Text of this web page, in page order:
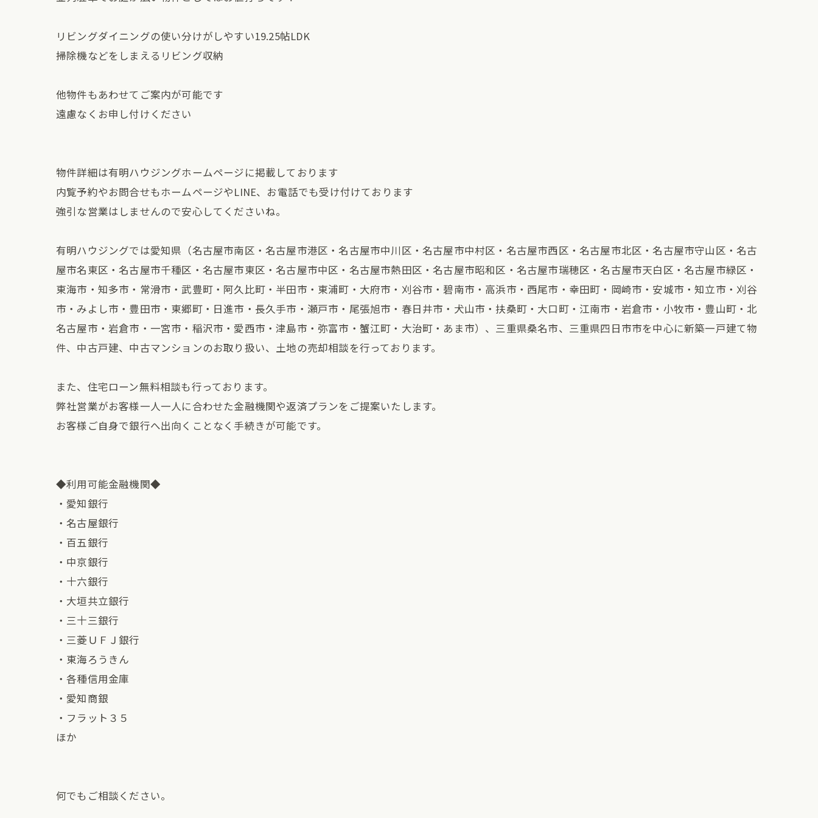
リビングダイニングの使い分けがしやすい19.25帖LDK
掃除機などをしまえるリビング収納
他物件もあわせてご案内が可能です
遠慮なくお申し付けください
物件詳細は有明ハウジングホームページに掲載しております
内覧予約やお問合せもホームページやLINE、お電話でも受け付けております
強引な営業はしませんので安心してくださいね。
有明ハウジングでは愛知県（名古屋市南区・名古屋市港区・名古屋市中川区・名古屋市中村区・名古屋市西区・名古屋市北区・名古屋市守山区・名古
屋市名東区・名古屋市千種区・名古屋市東区・名古屋市中区・名古屋市熱田区・名古屋市昭和区・名古屋市瑞穂区・名古屋市天白区・名古屋市緑区・
東海市・知多市・常滑市・武豊町・阿久比町・半田市・東浦町・大府市・刈谷市・碧南市・高浜市・西尾市・幸田町・岡崎市・安城市・知立市・刈谷
市・みよし市・豊田市・東郷町・日進市・長久手市・瀬戸市・尾張旭市・春日井市・犬山市・扶桑町・大口町・江南市・岩倉市・小牧市・豊山町・北
名古屋市・岩倉市・一宮市・稲沢市・愛西市・津島市・弥富市・蟹江町・大治町・あま市）、三重県桑名市、三重県四日市市を中心に新築一戸建て物
件、中古戸建、中古マンションのお取り扱い、土地の売却相談を行っております。
また、住宅ローン無料相談も行っております。
弊社営業がお客様一人一人に合わせた金融機関や返済プランをご提案いたします。
お客様ご自身で銀行へ出向くことなく手続きが可能です。
◆利用可能金融機関◆
・愛知銀行
・名古屋銀行
・百五銀行
・中京銀行
・十六銀行
・大垣共立銀行
・三十三銀行
・三菱ＵＦＪ銀行
・東海ろうきん
・各種信用金庫
・愛知商銀
・フラット３５
ほか
何でもご相談ください。